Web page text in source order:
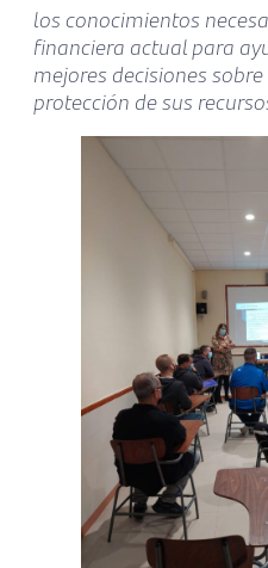
los conocimientos
financiera actual para
mejores decisiones
protección de sus